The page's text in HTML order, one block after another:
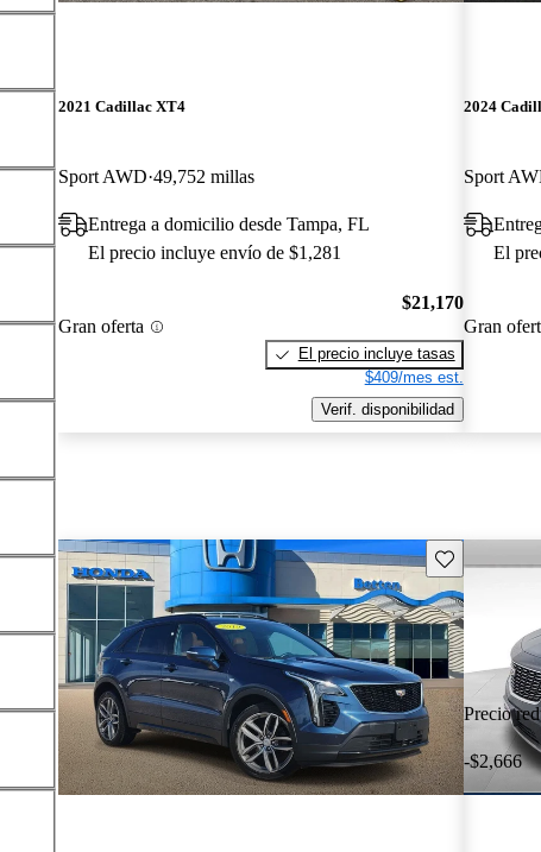
2021 Cadillac XT4
Sport AWD 49,752 millas
Entrega a domicilio desde Tampa, FL
El precio incluye envío de $1,281
Gran oferta
$21,170
El precio incluye tasas
$409/mes est.
Verif. disponibilidad
2024
Sport
El
Gran
Guarda este
Precio
-$2,666